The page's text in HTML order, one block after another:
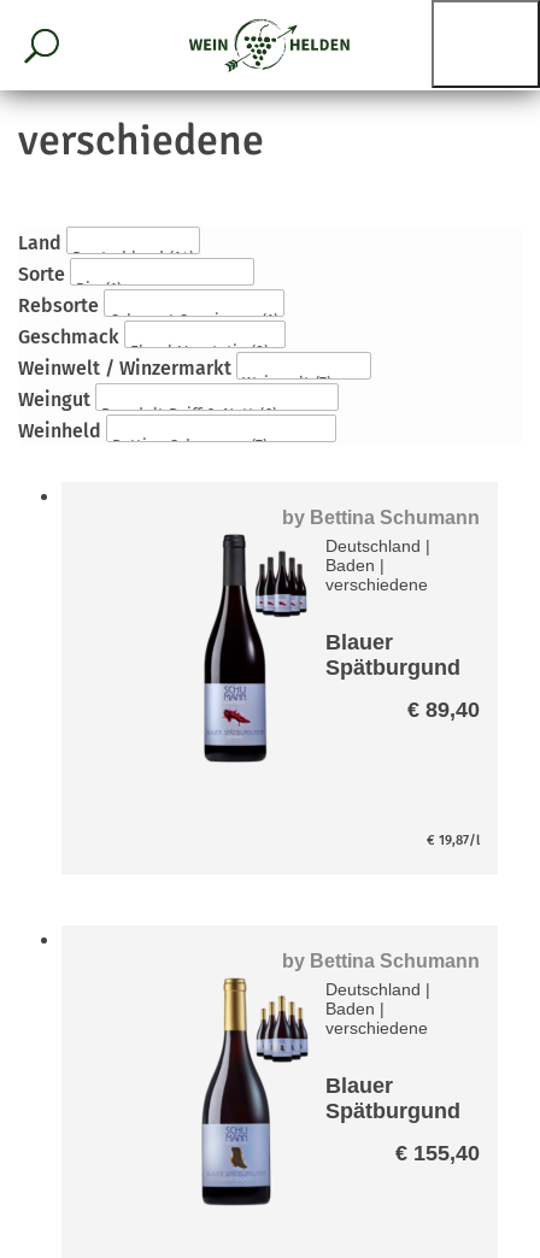
verschiedene
Land
Sorte
Rebsorte
Geschmack
Weinwelt / Winzermarkt
Weingut
Weinheld
by Bettina Schumann
Deutschland |
Baden |
verschiedene
Blauer
Spätburgund
Achtkantig
€89,40
€ 19,87/l
by Bettina Schumann
Deutschland |
Baden |
verschiedene
Blauer
Spätburgund
Volaute€155,40